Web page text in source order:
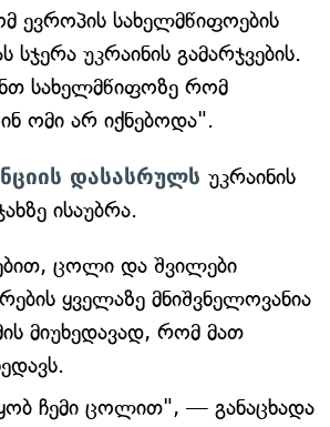
ევროპის სახელმწიფოების
სჯერა უკრაინის გამარჯვების.
სახელმწიფოზე რომ
ომი არ იქნებოდა".
დასასრულს უკრაინის
ისაუბრა.
ცოლი და შვილები
ყველაზე მნიშვნელოვანია
მიუხედავად, რომ მათ
ჩემი ცოლით", — განაცხადა